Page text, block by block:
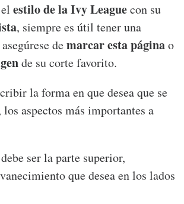
estilo de la Ivy Leaguecon su
, siempre es útil tener una
demarcar esta páginao
de su corte favorito.
la forma en que desea que se
aspectos más importantes a
ser la parte superior,
que desea en los lados